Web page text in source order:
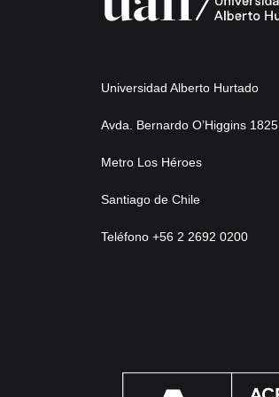
Universidad Alberto Hurtado
Avda. Bernardo O’Higgins 1825
Metro Los Héroes
Santiago de Chile
Teléfono +56 2 2692 0200